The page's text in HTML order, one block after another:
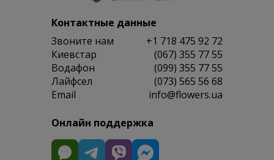
Контактные данные
Звоните нам
+1 718 475 92 72
Киевстар
(067) 355 77 55
Водафон
(099) 355 77 55
Лайфсел
(073) 565 56 68
Email
info@flowers.ua
Онлайн поддержка